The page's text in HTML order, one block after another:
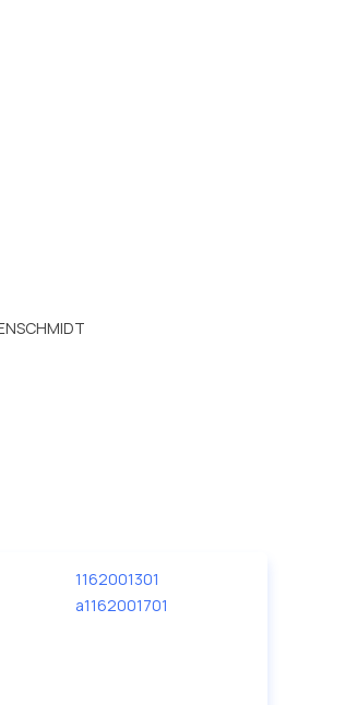
1162001301
a1162001701